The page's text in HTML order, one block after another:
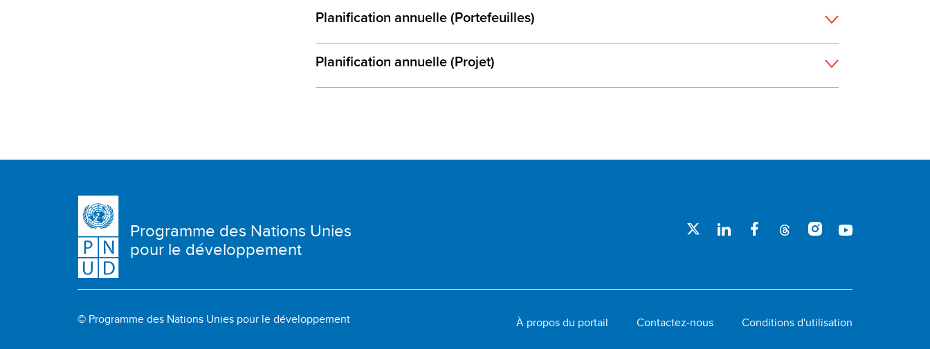
Planification annuelle (Portefeuilles)
Planification annuelle (Projet)
Programme des Nations Unies
pour le développement
© Programme des Nations Unies pour le développement À propos du portail Contactez-nous Conditions d'utilisation